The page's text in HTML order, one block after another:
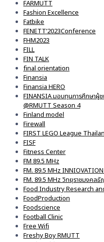
FARMUTT
Fashion Excellence
Fatbike
FENETT’2023Conference
FHM2023
FILL
FIN TALK
final orientation
Finansia
Finansia HERO
FINANSIA มอบทุนการศึกษาผู้ช
@RMUTT Season 4
Finland model
Firewall
FIRST LEGO League
FISF
Fitness Center
FM 89.5 MHz
FM. 89.5 MHz INNIOVATION
FM. 89.5 MHz วิทยุราชมงคล
Food Industry Research
FoodProduction
Foodscience
Football Clinic
Free Wifi
Freshy Boy RMUTT